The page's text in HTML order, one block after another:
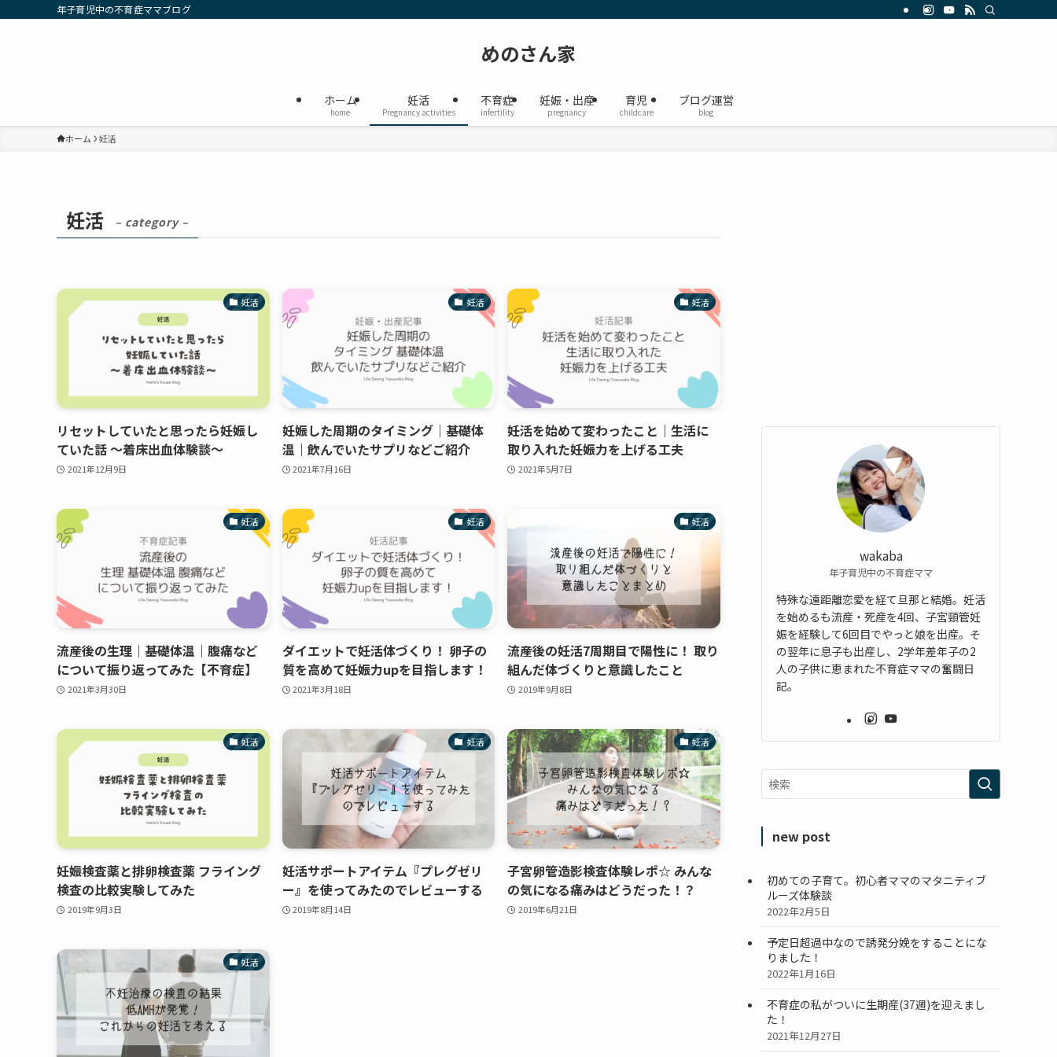
年子育児中の不育症ママブログ
めのさん家
ホーム
home
妊活
Pregnancy activities
不育症
infertility
妊娠・出産
pregnancy
育児
childcare
ブログ運営
blog
ホーム 妊活
妊活 – category –
妊活
リセットしていたと思ったら妊娠し
ていた話 ～着床出血体験談～
2021年12月9日
妊活
妊娠した周期のタイミング｜基礎体
温｜飲んでいたサプリなどご紹介
2021年7月16日
妊活
妊活を始めて変わったこと｜生活に
取り入れた妊娠力を上げる工夫
2021年5月7日
妊活
流産後の生理｜基礎体温｜腹痛など
について振り返ってみた【不育症】
2021年3月30日
妊活
ダイエットで妊活体づくり！ 卵子の
質を高めて妊娠力upを目指します！
2021年3月18日
妊活
流産後の妊活7周期目で陽性に！ 取り
組んだ体づくりと意識したこと
2019年9月8日
妊活
妊娠検査薬と排卵検査薬 フライング
検査の比較実験してみた
2019年9月3日
妊活
妊活サポートアイテム『プレグゼリ
ー』を使ってみたのでレビューする
2019年8月14日
妊活
子宮卵管造影検査体験レポ☆ みんな
の気になる痛みはどうだった！？
2019年6月21日
妊活
wakaba
年子育児中の不育症ママ
特殊な遠距離恋愛を経て旦那と結婚。妊活
を始めるも流産・死産を4回、子宮頸管妊
娠を経験して6回目でやっと娘を出産。そ
の翌年に息子も出産し、2学年差年子の2
人の子供に恵まれた不育症ママの奮闘日
記。
new post
初めての子育て。初心者ママのマタニティブ
ルーズ体験談
2022年2月5日
予定日超過中なので誘発分娩をすることにな
りました！
2022年1月16日
不育症の私がついに生期産(37週)を迎えまし
た！
2021年12月27日